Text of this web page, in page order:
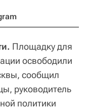
Площадку для
освободили
сообщил
руководитель
политики